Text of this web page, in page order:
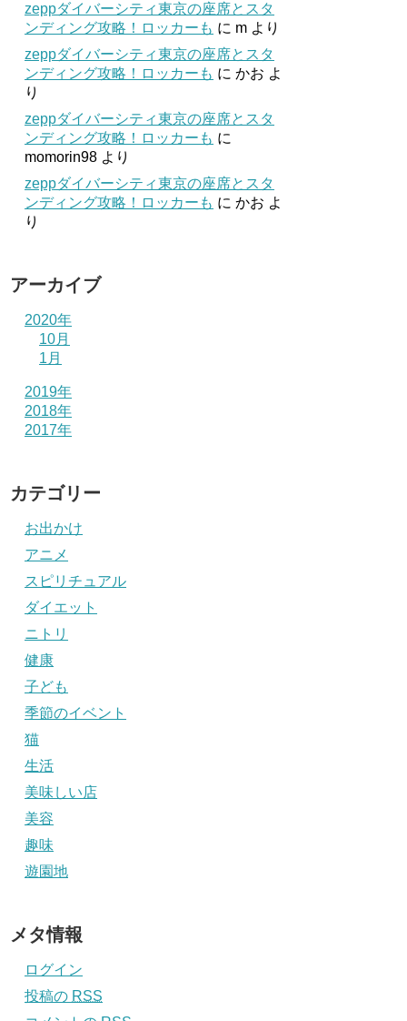
zeppダイバーシティ東京の座席とスタ
ンディング攻略！ロッカーも に m より
zeppダイバーシティ東京の座席とスタ
ンディング攻略！ロッカーも に かお よ
り
zeppダイバーシティ東京の座席とスタ
ンディング攻略！ロッカーも に
momorin98 より
zeppダイバーシティ東京の座席とスタ
ンディング攻略！ロッカーも に かお よ
り
アーカイブ
2020年
10月
1月
2019年
2018年
2017年
カテゴリー
お出かけ
アニメ
スピリチュアル
ダイエット
ニトリ
健康
子ども
季節のイベント
猫
生活
美味しい店
美容
趣味
遊園地
メタ情報
ログイン
投稿の RSS